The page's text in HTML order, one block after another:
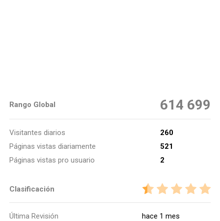
Rango Global 614 699
Visitantes diarios
260
Páginas vistas diariamente
521
Páginas vistas pro usuario
2
Clasificación
Última Revisión hace 1 mes